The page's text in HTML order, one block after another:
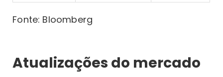
Fonte: Bloomberg
Atualizações do mercado